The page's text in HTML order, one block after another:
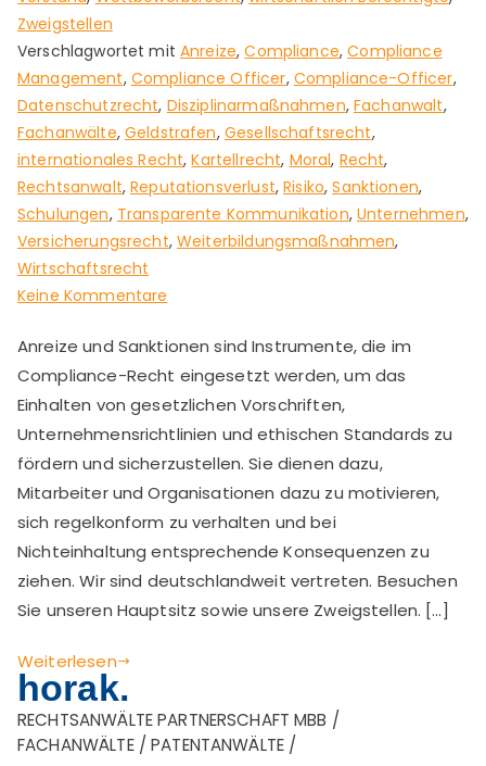
Zweigstellen
Verschlagwortet mit Anreize,Compliance,Compliance
Management, Compliance Officer, Compliance-Officer,
Datenschutzrecht, Disziplinarmaßnahmen,Fachanwalt,
Fachanwälte, Geldstrafen, Gesellschaftsrecht,
internationales Recht,Kartellrecht, Moral, Recht,
Rechtsanwalt,Reputationsverlust,Risiko,Sanktionen,
Schulungen, Transparente Kommunikation,Unternehmen,
Versicherungsrecht,Weiterbildungsmaßnahmen,
Wirtschaftsrecht
Keine Kommentare
und
Sanktionen
als
Instrumente
Anreize und Sanktionen sind Instrumente, die im
Compliance-Recht eingesetzt werden, um das
Einhalten von gesetzlichen Vorschriften,
Unternehmensrichtlinien und ethischen Standards zu
fördern und sicherzustellen. Sie dienen dazu,
Mitarbeiter und Organisationen dazu zu motivieren,
sich regelkonform zu verhalten und bei
Nichteinhaltung entsprechende Konsequenzen zu
ziehen. Wir sind deutschlandweit vertreten. Besuchen
Sie unseren Hauptsitz sowie unsere Zweigstellen. […]
Weiterlesen
horak.
RECHTSANWÄLTE PARTNERSCHAFT MBB /
FACHANWÄLTE / PATENTANWÄLTE /